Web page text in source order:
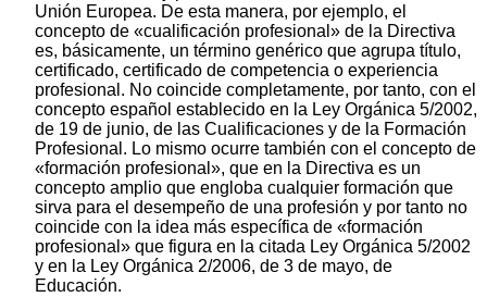
Unión Europea. De esta manera, por ejemplo, el
concepto de «cualificación profesional» de la Directiva
es, básicamente, un término genérico que agrupa título,
certificado, certificado de competencia o experiencia
profesional. No coincide completamente, por tanto, con el
concepto español establecido en la Ley Orgánica 5/2002,
de 19 de junio, de las Cualificaciones y de la Formación
Profesional. Lo mismo ocurre también con el concepto de
«formación profesional», que en la Directiva es un
concepto amplio que engloba cualquier formación que
sirva para el desempeño de una profesión y por tanto no
coincide con la idea más específica de «formación
profesional» que figura en la citada Ley Orgánica 5/2002
y en la Ley Orgánica 2/2006, de 3 de mayo, de
Educación.